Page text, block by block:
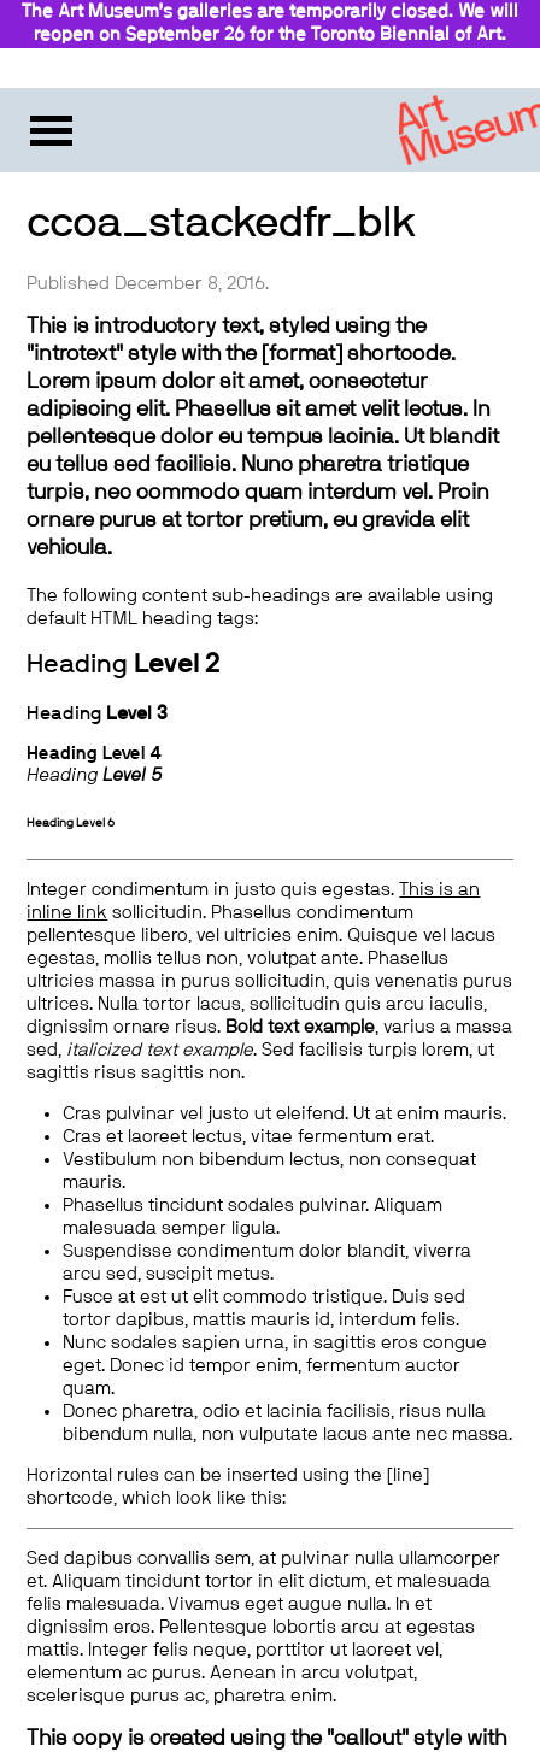
The Art Museum’s galleries are temporarily closed. We will
reopen on September 26 for the Toronto Biennial of Art.
ccoa_stackedfr_blk
Published December 8, 2016.
This is introductory text, styled using the
"introtext" style with the [format] shortcode.
Lorem ipsum dolor sit amet, consectetur
adipiscing elit. Phasellus sit amet velit lectus. In
pellentesque dolor eu tempus lacinia. Ut blandit
eu tellus sed facilisis. Nunc pharetra tristique
turpis, nec commodo quam interdum vel. Proin
ornare purus at tortor pretium, eu gravida elit
vehicula.
The following content sub-headings are available using
default HTML heading tags:
Heading Level 2
Heading Level 3
Heading Level 4
HeadingLevel 5
Heading Level 6
Integer condimentum in justo quis egestas.
This is an
inline link sollicitudin. Phasellus condimentum
pellentesque libero, vel ultricies enim. Quisque vel lacus
egestas, mollis tellus non, volutpat ante. Phasellus
ultricies massa in purus sollicitudin, quis venenatis purus
ultrices. Nulla tortor lacus, sollicitudin quis arcu iaculis,
dignissim ornare risus. Bold text example, varius a massa
sed, italicized text example. Sed facilisis turpis lorem, ut
sagittis risus sagittis non.
Cras pulvinar vel justo ut eleifend. Ut at enim mauris.
Cras et laoreet lectus, vitae fermentum erat.
Vestibulum non bibendum lectus, non consequat
mauris.
Phasellus tincidunt sodales pulvinar. Aliquam
malesuada semper ligula.
Suspendisse condimentum dolor blandit, viverra
arcu sed, suscipit metus.
Fusce at est ut elit commodo tristique. Duis sed
tortor dapibus, mattis mauris id, interdum felis.
Nunc sodales sapien urna, in sagittis eros congue
eget. Donec id tempor enim, fermentum auctor
quam.
Donec pharetra, odio et lacinia facilisis, risus nulla
bibendum nulla, non vulputate lacus ante nec massa.
Horizontal rules can be inserted using the [line]
shortcode, which look like this:
Sed dapibus convallis sem, at pulvinar nulla ullamcorper
et. Aliquam tincidunt tortor in elit dictum, et malesuada
felis malesuada. Vivamus eget augue nulla. In et
dignissim eros. Pellentesque lobortis arcu at egestas
mattis. Integer felis neque, porttitor ut laoreet vel,
elementum ac purus. Aenean in arcu volutpat,
scelerisque purus ac, pharetra enim.
This copy is created using the "callout" style with